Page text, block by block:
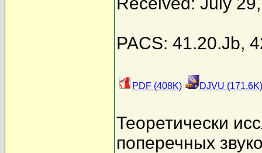
PACS: 41.20.Jb,
PDF (408K) DJVU (171.6K)
Теоретически
поперечных